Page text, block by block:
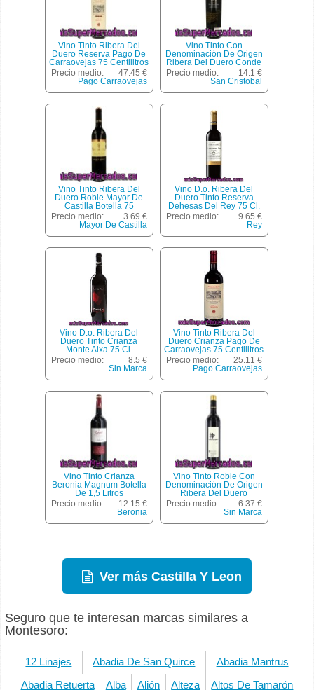
Vino Tinto Ribera Del
Duero Reserva Pago De
Carraovejas 75 Centilitros
Precio medio:
47.45 €
Pago Carraovejas
Vino Tinto Con
Denominación De Origen
Ribera Del Duero Conde
De San Cristobal 75
Centilitros
Precio medio:
14.1 €
San Cristobal
Vino Tinto Ribera Del
Duero Roble Mayor De
Castilla Botella 75
Centilitros
Precio medio:
3.69 €
Mayor De Castilla
Vino D.o. Ribera Del
Duero Tinto Reserva
Dehesas Del Rey 75 Cl.
Precio medio:
9.65 €
Rey
Vino D.o. Ribera Del
Duero Tinto Crianza
Monte Aixa 75 Cl.
Precio medio:
8.5 €
Sin Marca
Vino Tinto Ribera Del
Duero Crianza Pago De
Carraovejas 75 Centilitros
Precio medio:
25.11 €
Pago Carraovejas
Vino Tinto Crianza
Beronia Magnum Botella
De 1,5 Litros
Precio medio:
12.15 €
Beronia
Vino Tinto Roble Con
Denominación De Origen
Ribera Del Duero
Carramimbre Botella De
75 Centilitros
Precio medio:
6.37 €
Sin Marca
Ver más Castilla Y Leon
Seguro que te interesan marcas similares a
Montesoro:
12 Linajes Abadia De San Quirce Abadia Mantrus
Abadia Retuerta Alba Alión Alteza Altos De Tamarón